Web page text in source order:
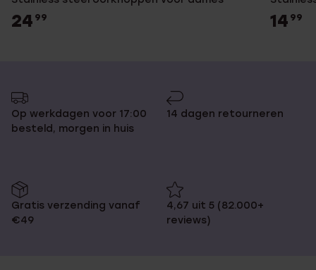
24 99 14 99
Op werkdagen voor 17:00
besteld, morgen in huis
14 dagen retourneren
Gratis verzending vanaf
€49
4,67 uit 5 (82.000+
reviews)